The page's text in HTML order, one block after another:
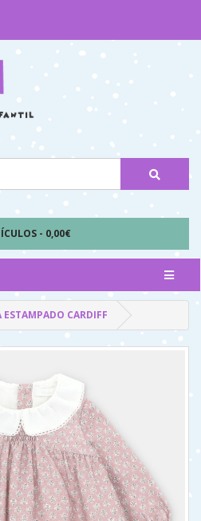
- 0,00€
CARDIFF